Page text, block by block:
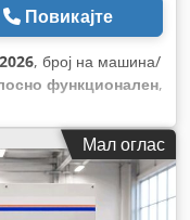
Повикајте
2026, број на машина/
функционален,
коњски сили)
50 Hz,
, максимална
ПЛЦ-
, вкупна висина:
Мал оглас